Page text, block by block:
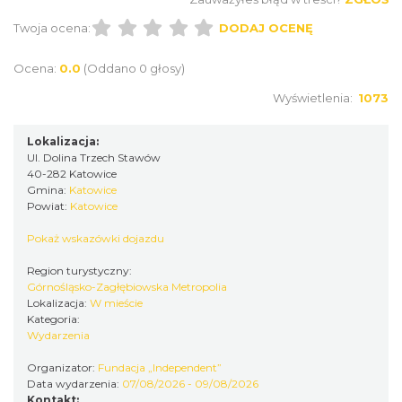
2026-10-18
2.01 km
LORD OF THE DANCE - 30th Anniversary
Katowice
Twoja ocena:
DODAJ OCENĘ
Ocena: 0.0 (Oddano 0 głosy)
Wyświetlenia: 1073
Lokalizacja:
Ul. Dolina Trzech Stawów
40-282 Katowice
Gmina: Katowice
Powiat: Katowice
Pokaż wskazówki dojazdu
Region turystyczny:
Górnośląsko-Zagłębiowska Metropolia
Lokalizacja: W mieście
Kategoria:
Wydarzenia
Organizator: Fundacja „Independent”
Data wydarzenia: 07/08/2026 - 09/08/2026